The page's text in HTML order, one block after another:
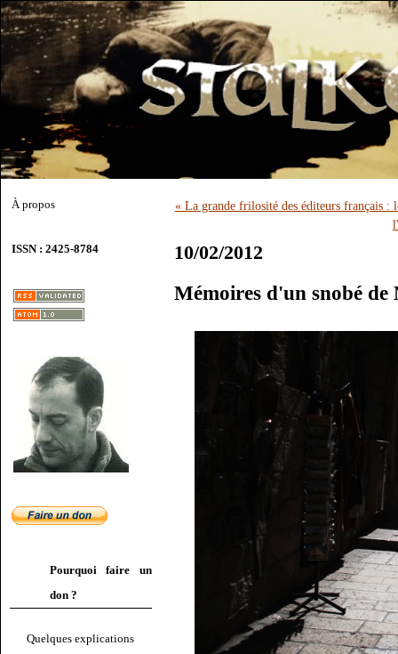
À propos
ISSN : 2425-8784
Pourquoi faire un
don ?
Quelques explications
« La grande frilosité des éditeurs français :
10/02/2012
Mémoires d'un snobé